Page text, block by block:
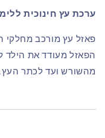
ערכת עץ חינוכית
פאזל עץ מורכב מחלקי
הפאזל מעודד את הילד
מהשורש ועד לכתר העץ.